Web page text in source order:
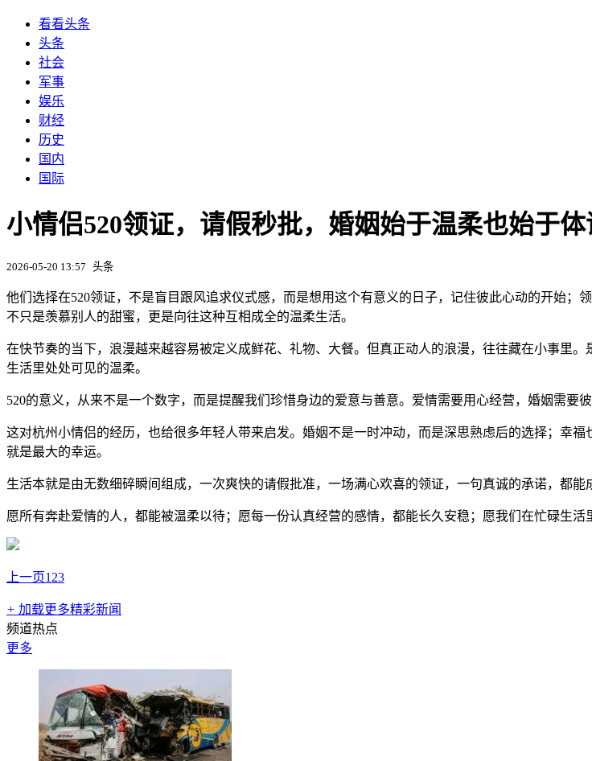
看看头条
头条
社会
军事
娱乐
财经
历史
国内
国际
小情侣520领证，请假秒批，婚姻始于温柔也始于体
2026-05-20 13:57 头条
他们选择在520领证，不是盲目跟风追求仪式感，而是想用这个有意义的日子，记住彼此心动的开始
不只是羡慕别人的甜蜜，更是向往这种互相成全的温柔生活。
在快节奏的当下，浪漫越来越容易被定义成鲜花、礼物、大餐。但真正动人的浪漫，往往藏在小事里
生活里处处可见的温柔。
520的意义，从来不是一个数字，而是提醒我们珍惜身边的爱意与善意。爱情需要用心经营，婚姻需要
这对杭州小情侣的经历，也给很多年轻人带来启发。婚姻不是一时冲动，而是深思熟虑后的选择；幸
就是最大的幸运。
生活本就是由无数细碎瞬间组成，一次爽快的请假批准，一场满心欢喜的领证，一句真诚的承诺，都能
愿所有奔赴爱情的人，都能被温柔以待；愿每一份认真经营的感情，都能长久安稳；愿我们在忙碌生活
上一页1 23
+ 加载更多精彩新闻
频道热点
更多